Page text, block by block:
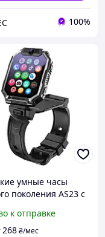
100%
умные часы
поколения AS23 с
к отправке
268₴/мес